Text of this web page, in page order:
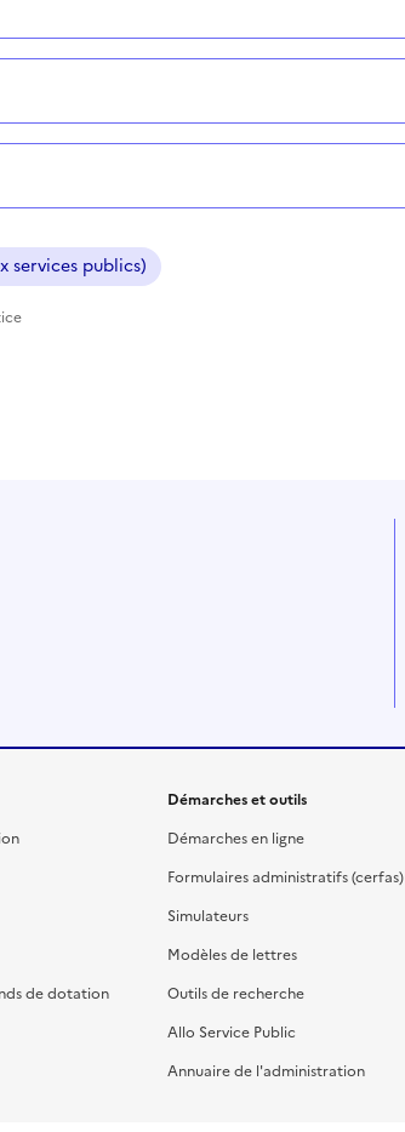
services publics)
de dotation
Démarches et outils
Démarches en ligne
Formulaires administratifs (cerfas)
Simulateurs
Modèles de lettres
Outils de recherche
Allo Service Public
Annuaire de l'administration